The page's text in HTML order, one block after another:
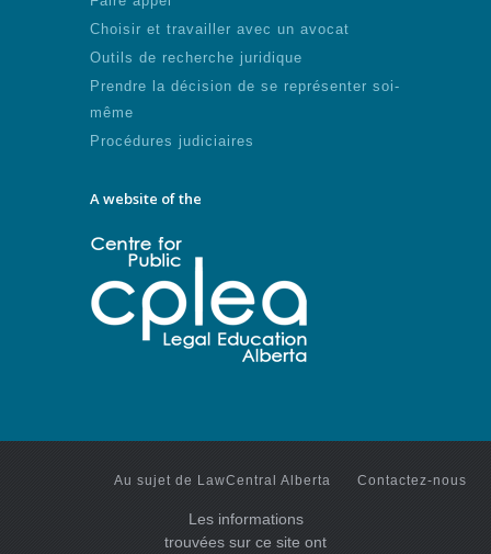
Choisir et travailler avec un avocat
Outils de recherche juridique
Prendre la décision de se représenter soi-
même
Procédures judiciaires
A website of the
Au sujet de LawCentral Alberta Contactez-nous
Les informations
trouvées sur ce site ont